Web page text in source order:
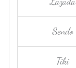
Sendo
Tiki